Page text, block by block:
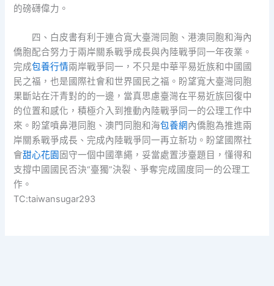
的磅礴偉力。
四、白皮書有利于連合寬大臺灣同胞、港澳同胞和海內
僑胞配合努力于兩岸關系戰爭成長與內陸戰爭同一年夜業。
完成包養行情兩岸戰爭同一，不只是中華平易近族和中國國
民之福，也是國際社會和世界國民之福。盼望寬大臺灣同胞
果斷站在汗青對的的一邊，當真思慮臺灣在平易近族回復中
的位置和感化，積極介入到推動內陸戰爭同一的公理工作中
來。盼望噴鼻港同胞、澳門同胞和海包養網內僑胞為推進兩
岸關系戰爭成長、完成內陸戰爭同一再立新功。盼望國際社
會甜心花園 固守一個中國準繩，妥當處置涉臺題目，懂得和
支撐中國國民否決“臺獨”決裂、爭奪完成國度同一的公理工
作。
TC:taiwansugar293